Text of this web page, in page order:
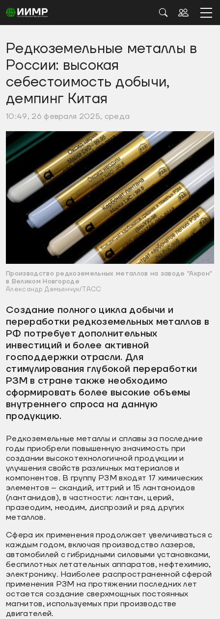
Редкоземельные металлы в
России: высокая
себестоимость добычи,
демпинг Китая
10:49, 26 февраля 2025, среда
Производство редкоземельных металлов на заводе "Акрон"
в Великом Новгороде
Александр Демьянчук/ТАСС
Создание полного цикла добычи и
переработки редкоземельных металлов в
РФ потребует дополнительных
инвестиций и более активной
господдержки отрасли. Для
стимулирования глубокой переработки
РЗМ в стране также необходимо
сформировать более высокие объемы
внутреннего спроса на данную
продукцию.
Редкоземельные металлы и сплавы за последние
годы приобрели повышенную значимость при
создании высокотехнологичной продукции и
улучшения свойств различных материалов и
компонентов. В группу РЗМ входят 17 химических
элементов – скандий, иттрий и 15 лантаноидов
(лантанидов), в частности: лантан, церий,
празеодим, неодим, диспрозий и ряд других
металлов.
Сфера их применения продолжает увеличиваться с
каждым годом, включая производство лазеров,
автомобилей с гибридными силовыми установками,
беспилотных летательных аппаратов, нефтехимию,
электронику. Наиболее распространенной сферой
применения РЗМ на протяжении последних лет
остается создание сверхмощных постоянных
магнитов, используемых при производстве
двигателей.